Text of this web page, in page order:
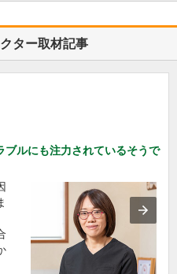
ター取材記事
ルにも注力されているそうで